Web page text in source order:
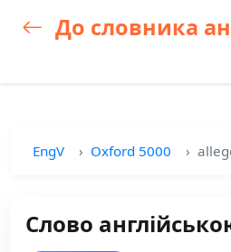
До словника
EngV Oxford 5000
Слово